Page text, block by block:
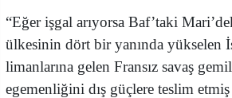
“Eğer işgal arıyorsa Baf’taki
ülkesinin dört bir yanında yükselen
limanlarına gelen Fransız savaş
egemenliğini dış güçlere teslim